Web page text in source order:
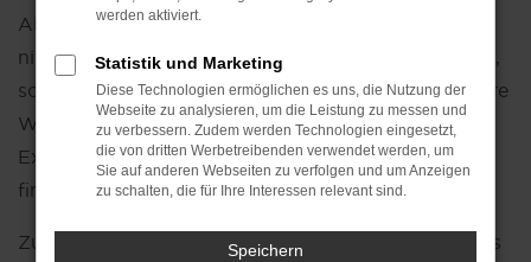
Als Ihr Škoda Autohaus Jahren bieten wir Ihnen
nicht nur eine große Auswahl an Tageszulassungen,
sondern auch eine individuelle Beratung, die auf Ihre
Wünsche und Bedürfnisse abgestimmt ist. Unsere
Expertise hilft Ihnen dabei, das ideale Fahrzeug zu
finden, das perfekt zu Ihrem Lebensstil passt.
Zusätzlich bieten wir Ihnen eine Vielzahl an Services
werden aktiviert.
Statistik und Marketing
Diese Technologien ermöglichen es uns, die Nutzung der
Webseite zu analysieren, um die Leistung zu messen und
zu verbessern. Zudem werden Technologien eingesetzt,
die von dritten Werbetreibenden verwendet werden, um
Sie auf anderen Webseiten zu verfolgen und um Anzeigen
zu schalten, die für Ihre Interessen relevant sind.
Speichern